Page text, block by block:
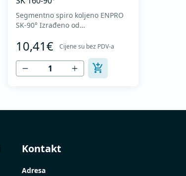
Segmentno spiro koljeno ENPRO
SK-90° Izrađeno od
lima DX51D + Z275 za hladno
oblikovanje. U skladu sa
standardima MEST EN 1506 I
MEST EN 12237.
10,41€ Cijene su bez PDV-a
Kontakt
Adresa